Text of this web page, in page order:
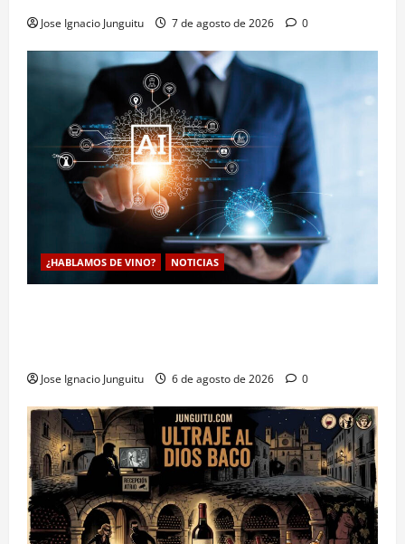
Jose Ignacio Junguitu 7 de agosto de 2026 0
¿HABLAMOS DE VINO? NOTICIAS
Jose Ignacio Junguitu 6 de agosto de 2026 0